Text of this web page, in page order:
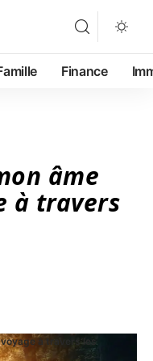
Finance
âme
à travers
à travers les